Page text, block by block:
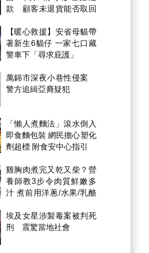
款 顧客未退貨能否取回
【暖心救援】安省母貓帶
著新生6貓仔 一家七口藏
警車下「尋求庇護」
萬錦市深夜小巷性侵案
警方追緝亞裔疑犯
「懶人煮麵法」滾水倒入
即食麵包裝 網民擔心塑化
劑超標 附食安中心指引
雞胸肉煮完又乾又柴？營
養師教3步令肉質鮮嫩多
汁 煮前用洋蔥/水果/乳酪
埃及女星涉製毒案被判死
刑 震驚當地社會